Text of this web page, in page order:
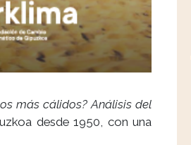
más cálidos? Análisis del
desde 1950, con una